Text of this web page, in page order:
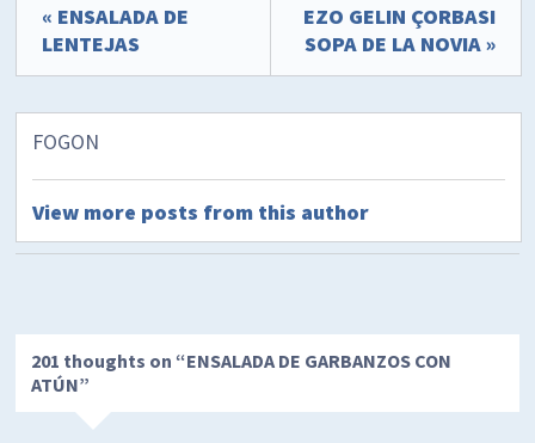
« ENSALADA DE
LENTEJAS
EZO GELIN ÇORBASI
SOPA DE LA NOVIA »
FOGON
View more posts from this author
201 thoughts on “ENSALADA DE GARBANZOS CON
ATÚN”